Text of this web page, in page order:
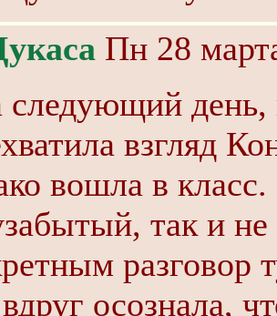
Пн 28
день,
взгляд
вошла в
так и
разговор
осознала,